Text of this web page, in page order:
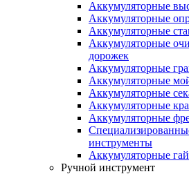
Аккумуляторные
Аккумуляторные
Аккумуляторные
Аккумуляторные
дорожек
Аккумуляторные
Аккумуляторные
Аккумуляторные
Аккумуляторные
Аккумуляторные
инструменты
Аккумуляторные
Ручной инструмент